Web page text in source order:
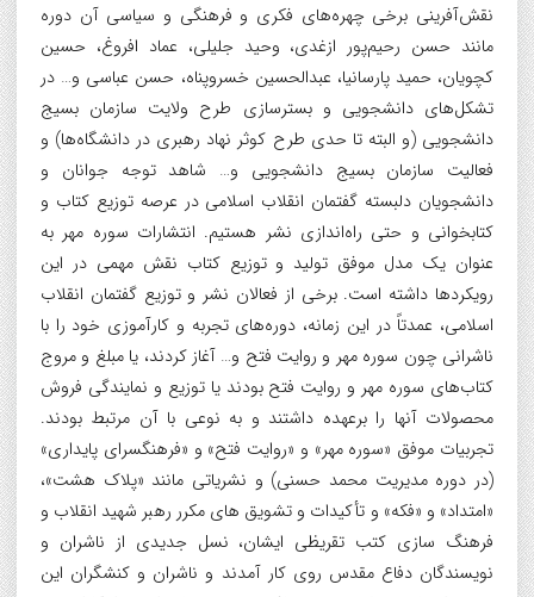
نقش‌آفرینی برخی چهره‌های فکری و فرهنگی و سیاسی آن دوره
مانند حسن رحیم‌پور ازغدی، وحید جلیلی، عماد افروغ، حسین
کچویان، حمید پارسانیا، عبدالحسین خسروپناه، حسن عباسی و… در
تشکل‌های دانشجویی و بسترسازی طرح ولایت سازمان بسیج
دانشجویی (و البته تا حدی طرح کوثر نهاد رهبری در دانشگاه‌ها) و
فعالیت سازمان بسیج دانشجویی و… شاهد توجه جوانان و
دانشجویان دلبسته گفتمان انقلاب اسلامی در عرصه توزیع کتاب و
کتابخوانی و حتی راه‌اندازی نشر هستیم. انتشارات سوره مهر به
عنوان یک مدل موفق تولید و توزیع کتاب نقش مهمی در این
رویکردها داشته است. برخی از فعالان نشر و توزیع گفتمان انقلاب
اسلامی، عمدتاً در این زمانه، دوره‌های تجربه و کارآموزی خود را با
ناشرانی چون سوره مهر و روایت فتح و… آغاز کردند، یا مبلغ و مروج
کتاب‌های سوره مهر و روایت فتح بودند یا توزیع و نمایندگی فروش
محصولات آنها را برعهده داشتند و به نوعی با آن مرتبط بودند.
تجربیات موفق «سوره مهر» و «روایت فتح» و «فرهنگسرای پایداری»
(در دوره مدیریت محمد حسنی) و نشریاتی مانند «پلاک هشت»،
«امتداد» و «فکه» و تأکیدات و تشویق های مکرر رهبر شهید انقلاب و
فرهنگ سازی کتب تقریظی ایشان، نسل جدیدی از ناشران و
نویسندگان دفاع مقدس روی کار آمدند و ناشران و کنشگران این